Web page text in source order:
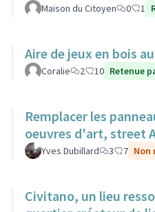
Maison du Citoyen 0 1
Aire de jeux en bois
Coralie 2 10 Retenue
Remplacer les
oeuvres d'art, street
Yves Dubillard 3 7 Non
Civitano, un lieu